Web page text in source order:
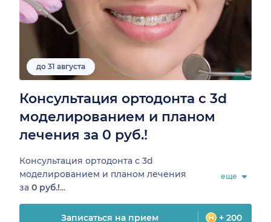
до 31 августа
Консультация ортодонта с 3d
моделированием и планом
лечения за 0 руб.!
Консультация ортодонта с 3d
моделированием и планом лечения
за 0 руб.!...
еще
Записаться на прием + 200